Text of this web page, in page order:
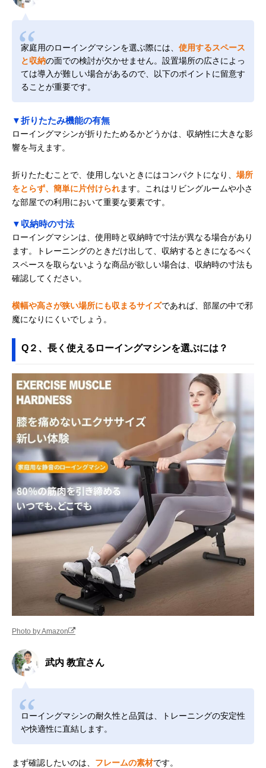
家庭用のローイングマシンを選ぶ際には、 使用するスペース
と収納の面での検討が欠かせません。設置場所の広さによっ
ては導入が難しい場合があるので、以下のポイントに留意す
ることが重要です。
▼折りたたみ機能の有無
ローイングマシンが折りたためるかどうかは、収納性に大きな影
響を与えます。
折りたたむことで、使用しないときにはコンパクトになり、 場所
をとらず、簡単に片付けられます。これはリビングルームや小さ
な部屋での利用において重要な要素です。
▼収納時の寸法
ローイングマシンは、使用時と収納時で寸法が異なる場合があり
ます。トレーニングのときだけ出して、収納するときになるべく
スペースを取らないような商品が欲しい場合は、収納時の寸法も
確認してください。
横幅や高さが狭い場所にも収まるサイズであれば、部屋の中で邪
魔になりにくいでしょう。
Q２、長く使えるローイングマシンを選ぶには？
Photo by Amazon
武内 教宜さん
ローイングマシンの耐久性と品質は、トレーニングの安定性
や快適性に直結します。
まず確認したいのは、 フレームの素材です。